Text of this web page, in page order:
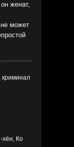
женат,
может
криминал
хён, Ко